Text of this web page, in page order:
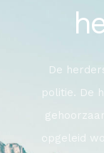
De
politie. De
opgeleid